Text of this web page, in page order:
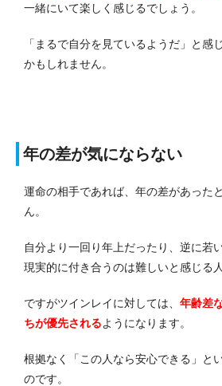
一緒にいて楽しく感じるでしょう。
「まるで自分を見ているようだ」と感
かもしれません。
年の差が気にならない
運命の相手であれば、年の差があった
ん。
自分より一回り年上だったり、逆に若
現実的に付き合うのは難しいと感じる
ですがツインレイに対しては、 年齢差
ちが優先されるようになります。
根拠なく「この人なら安心できる」と
のです。